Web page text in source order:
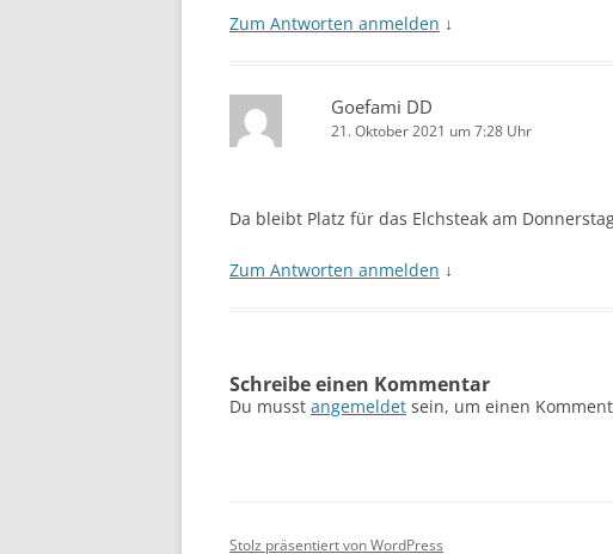
Zum Antworten anmelden ↓
Goefami DD
21. Oktober 2021 um 7:28 Uhr
Da bleibt Platz für das Elchsteak am
Zum Antworten anmelden ↓
Schreibe einen Kommentar
Du musst angemeldet sein, um einen
Stolz präsentiert von WordPress